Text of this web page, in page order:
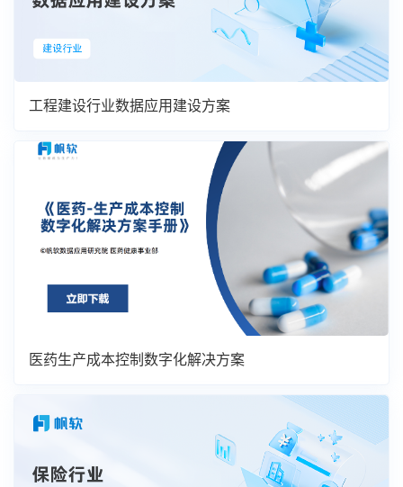
工程建设行业数据应用建设方案
医药生产成本控制数字化解决方案